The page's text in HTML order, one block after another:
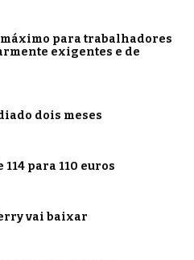
para trabalhadores
exigentes e de
dois meses
para 110 euros
vai baixar